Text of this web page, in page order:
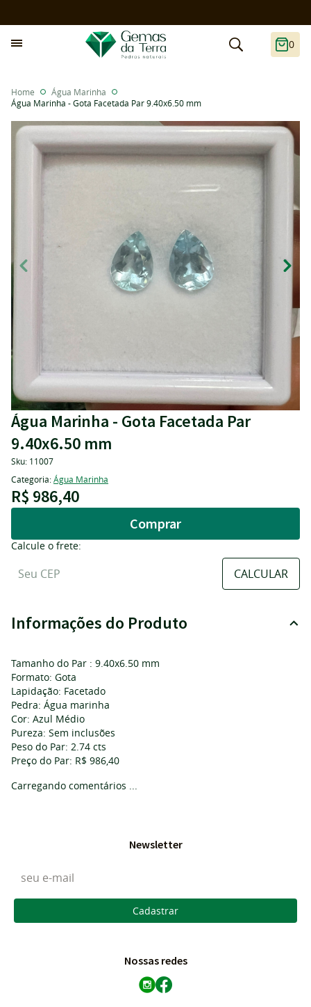
0
Home
Água Marinha
Água Marinha - Gota Facetada Par 9.40x6.50 mm
Água Marinha - Gota Facetada Par
9.40x6.50 mm
Sku: 11007
Categoria:Água Marinha
R$ 986,40
Comprar
Calcule o frete:
Informações do Produto
Tamanho do Par : 9.40x6.50 mm
Formato: Gota
Lapidação: Facetado
Pedra: Água marinha
Cor: Azul Médio
Pureza: Sem inclusões
Peso do Par: 2.74 cts
Preço do Par: R$ 986,40
Carregando comentários ...
Newsletter
Cadastrar
Nossas redes